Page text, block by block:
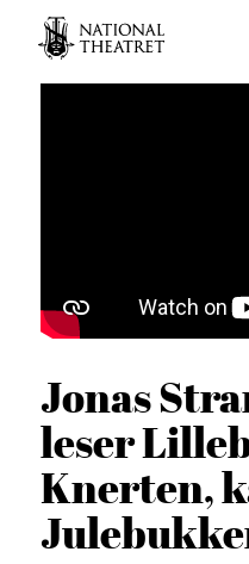
Jonas
leser
Knerten,